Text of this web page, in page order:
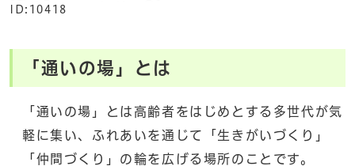
ID:10418
「通いの場」とは
「通いの場」とは高齢者をはじめとする多世代が気
軽に集い、ふれあいを通じて「生きがいづくり」
「仲間づくり」の輪を広げる場所のことです。